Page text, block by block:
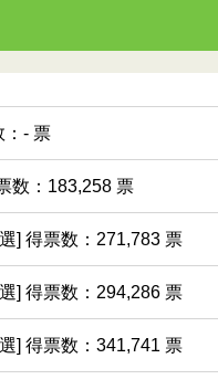
：- 票
数：183,258 票
] 得票数：271,783 票
] 得票数：294,286 票
] 得票数：341,741 票